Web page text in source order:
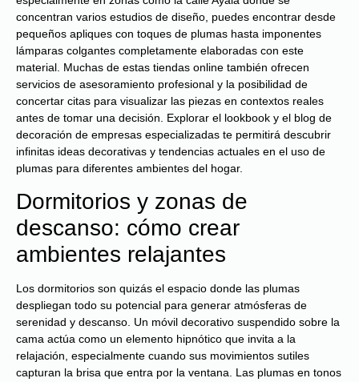
concentran varios estudios de diseño, puedes encontrar desde
pequeños apliques con toques de plumas hasta imponentes
lámparas colgantes completamente elaboradas con este
material. Muchas de estas tiendas online también ofrecen
servicios de asesoramiento profesional y la posibilidad de
concertar citas para visualizar las piezas en contextos reales
antes de tomar una decisión. Explorar el lookbook y el blog de
decoración de empresas especializadas te permitirá descubrir
infinitas ideas decorativas y tendencias actuales en el uso de
plumas para diferentes ambientes del hogar.
Dormitorios y zonas de
descanso: cómo crear
ambientes relajantes
Los dormitorios son quizás el espacio donde las plumas
despliegan todo su potencial para generar atmósferas de
serenidad y descanso. Un móvil decorativo suspendido sobre la
cama actúa como un elemento hipnótico que invita a la
relajación, especialmente cuando sus movimientos sutiles
capturan la brisa que entra por la ventana. Las plumas en tonos